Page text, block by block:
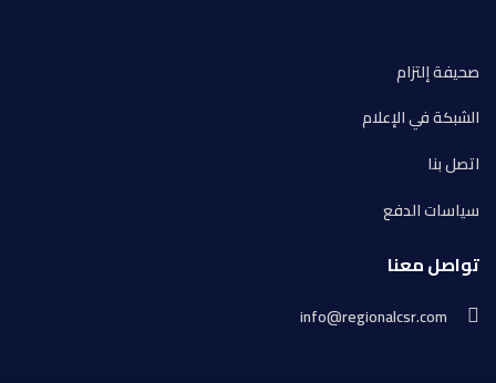
صحيفة إلتزام
الشبكة في الإعلام
اتصل بنا
سياسات الدفع
تواصل معنا